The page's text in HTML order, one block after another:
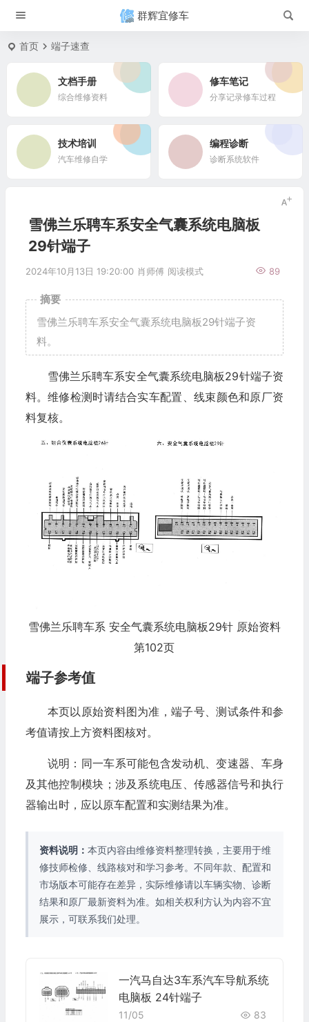
群辉宜修车
首页 端子速查
文档手册
综合维修资料
修车笔记
分享记录修车过程
技术培训
汽车维修自学
编程诊断
诊断系统软件
雪佛兰乐聘车系安全气囊系统电脑板
29针端子
2024年10月13日 19:20:00 肖师傅 89
阅读模式
摘要
雪佛兰乐聘车系安全气囊系统电脑板29针端子资
料。
雪佛兰乐聘车系安全气囊系统电脑板29针端子资
料。维修检测时请结合实车配置、线束颜色和原厂资
料复核。
雪佛兰乐聘车系 安全气囊系统电脑板29针 原始资料
第102页
端子参考值
本页以原始资料图为准，端子号、测试条件和参
考值请按上方资料图核对。
说明：同一车系可能包含发动机、变速器、车身
及其他控制模块；涉及系统电压、传感器信号和执行
器输出时，应以原车配置和实测结果为准。
资料说明： 本页内容由维修资料整理转换，主要用于维
修技师检修、线路核对和学习参考。不同年款、配置和
市场版本可能存在差异，实际维修请以车辆实物、诊断
结果和原厂最新资料为准。如相关权利方认为内容不宜
展示，可联系我们处理。
一汽马自达3车系汽车导航系统
电脑板 24针端子
11/05 83